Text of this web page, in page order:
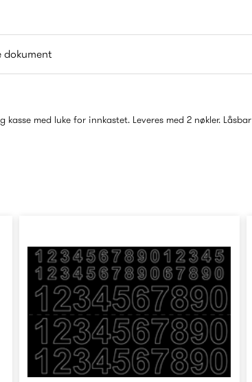
dokument
med luke for innkastet. Leveres med 2 nøkler. Låsbar